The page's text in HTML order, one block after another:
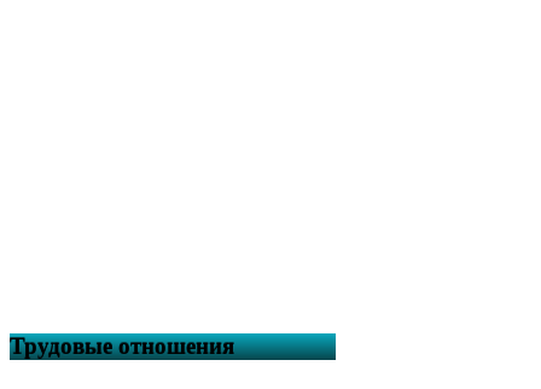
Трудовые отношения